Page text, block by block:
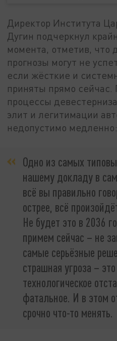
Директор Института
Дугин подчеркнул
момента, отметив, что
прогнозы могут не
если жёсткие и
приняты прямо сейчас.
процессы
элит и легитимации
недопустимо медленно:
Одно из самых
нашему докладу в
всё вы правильно
острее, всё
Не будет это в 2036
примем сейчас – не
самые серьёзные
страшная угроза –
технологическое
фатальное. И в этом
срочно что-то менять.